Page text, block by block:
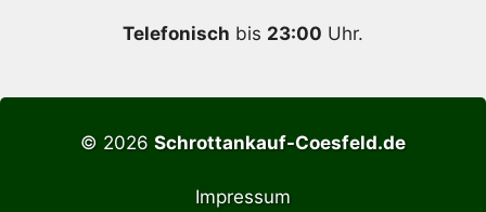
Telefonisch bis 23:00 Uhr.
© 2026 Schrottankauf-Coesfeld.de
Impressum